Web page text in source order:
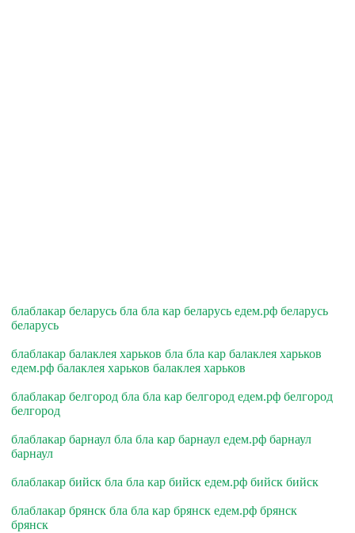
блаблакар беларусь бла бла кар беларусь едем.рф беларусь
беларусь
блаблакар балаклея харьков бла бла кар балаклея харьков
едем.рф балаклея харьков балаклея харьков
блаблакар белгород бла бла кар белгород едем.рф белгород
белгород
блаблакар барнаул бла бла кар барнаул едем.рф барнаул
барнаул
блаблакар бийск бла бла кар бийск едем.рф бийск бийск
блаблакар брянск бла бла кар брянск едем.рф брянск
брянск